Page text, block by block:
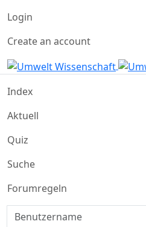
Login
Create an account
Index
Aktuell
Quiz
Suche
Forumregeln
Benutzername